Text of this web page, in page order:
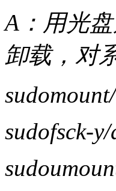
A：用光
卸载，对
sudofsck-y/